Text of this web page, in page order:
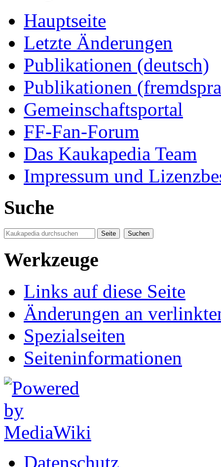
Hauptseite
Letzte Änderungen
Publikationen (deutsch)
Publikationen
Gemeinschaftsportal
FF-Fan-Forum
Das Kaukapedia Team
Impressum und
Suche
Werkzeuge
Links auf diese Seite
Änderungen an
Spezialseiten
Seiten­informationen
Datenschutz